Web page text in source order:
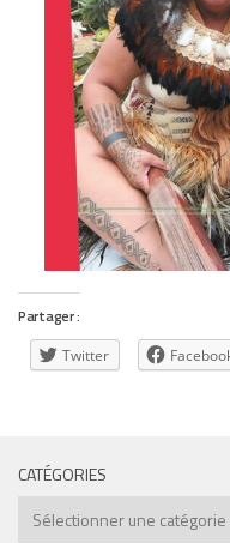
Partager :
Twitter
CATÉGORIES
Catégories